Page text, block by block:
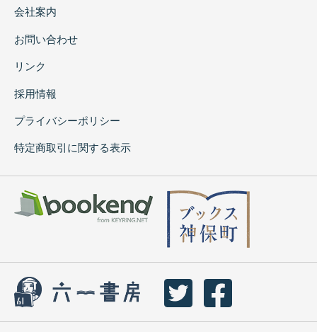
会社案内
お問い合わせ
リンク
採用情報
プライバシーポリシー
特定商取引に関する表示